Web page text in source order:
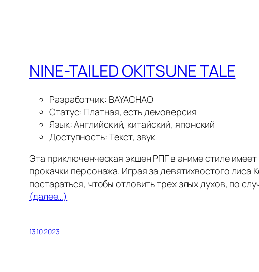
NINE-TAILED OKITSUNE TALE
Разработчик: BAYACHAO
Статус: Платная, есть демоверсия
Язык: Английский, китайский, японский
Доступность: Текст, звук
Эта приключенческая экшен РПГ в аниме стиле
прокачки персонажа. Играя за девятихвостого
постараться, чтобы отловить трех злых духов, по
(далее…)
13.10.2023